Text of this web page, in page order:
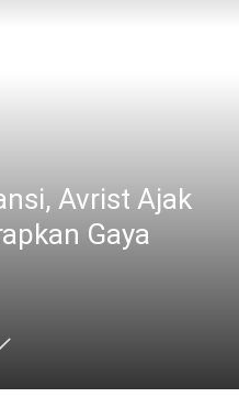
Avrist Ajak
Gaya